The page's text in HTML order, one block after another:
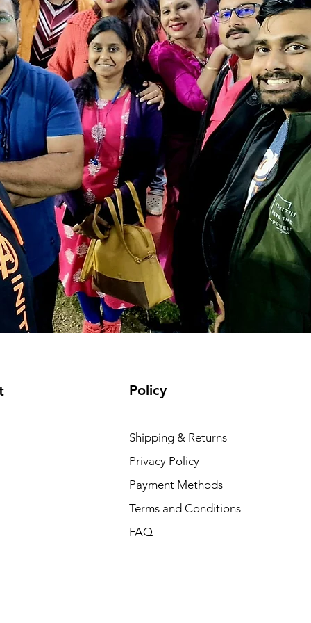
Policy
Shipping & Returns
Privacy Policy
Payment Methods
Terms and Conditions
FAQ